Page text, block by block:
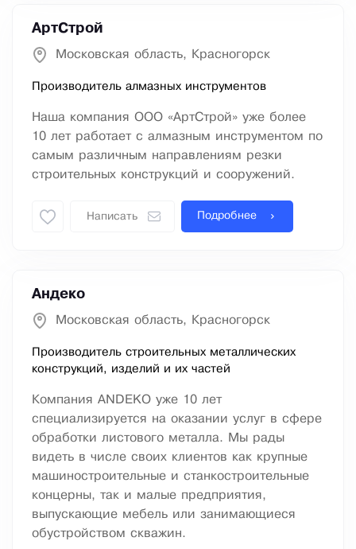
АртСтрой
Московская область, Красногорск
Производитель алмазных инструментов
Наша компания ООО «АртСтрой» уже более
10 лет работает с алмазным инструментом по
самым различным направлениям резки
строительных конструкций и сооружений.
Написать Подробнее
Андеко
Московская область, Красногорск
Производитель строительных металлических
конструкций, изделий и их частей
Компания ANDEKO уже 10 лет
специализируется на оказании услуг в сфере
обработки листового металла. Мы рады
видеть в числе своих клиентов как крупные
машиностроительные и станкостроительные
концерны, так и малые предприятия,
выпускающие мебель или занимающиеся
обустройством скважин.